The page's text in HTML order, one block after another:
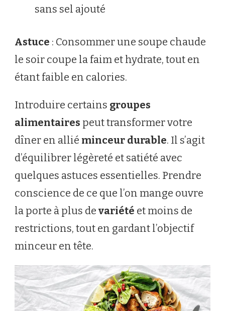
sans sel ajouté
Astuce : Consommer une soupe chaude
le soir coupe la faim et hydrate, tout en
étant faible en calories.
Introduire certains groupes
alimentaires peut transformer votre
dîner en allié minceur durable. Il s’agit
d’équilibrer légèreté et satiété avec
quelques astuces essentielles. Prendre
conscience de ce que l’on mange ouvre
la porte à plus de variété et moins de
restrictions, tout en gardant l’objectif
minceur en tête.